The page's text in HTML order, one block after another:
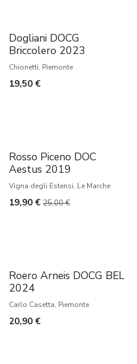
Dogliani DOCG
Briccolero 2023
Chionetti, Piemonte
19,50 €
Kelderrest
Rosso Piceno DOC
Aestus 2019
Vigna degli Estensi, Le Marche
19,90 € 25,00€
Favoriet
Roero Arneis DOCG BEL
2024
Carlo Casetta, Piemonte
20,90 €